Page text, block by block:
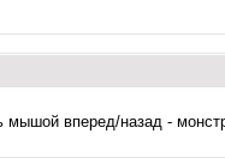
вперед/назад -